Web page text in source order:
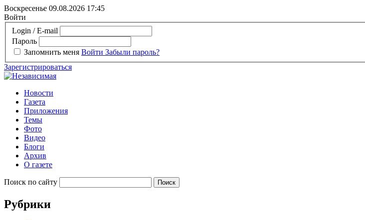
Воскресенье 09.08.2026 17:45
Войти
Login / E-mail
Пароль
Запомнить меня Войти Забыли пароль?
Зарегистрироваться
Новости
Газета
Приложения
Темы
Фото
Видео
Блоги
Архив
О газете
Поиск по сайту
Рубрики